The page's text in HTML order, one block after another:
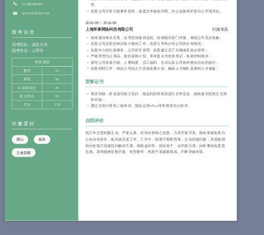
15388888882
qmjianli@qq.com
报考信息
报考院校：南昌大学
报考专业：心理学
初试成绩
数学
93
英语
84
计算机综合 95
政治理论
90
总分
320
兴趣爱好
爬山 旅游
王者荣耀
序。
负责公司日常行政事务统筹，涵盖文件收发归档、办公设备维护及办公环境优化。
2016-09~ 2018-08
上海斧掌网络科技有限公司
行政专员
热情接待来访宾客，合理安排接待流程，协调相关部门对接，展现公司良好形象;
负责公司总部的来访客户接待工作，负责引导和介绍公司的分布情况；
负责中心的行政事务，公司班车管理、负责建立员工归属感及前台管理；
严格管理办公用品，做好采购计划、库存盘点与发放登记，有效控制成本；
督导公司各项行政、人事制度、员工福利、生日以及公司各种宴会活动的执行；
负责招聘工作，制定公司的人力资源发展计划，确保人才梯队发展和人才储备；
荣誉证书
英语四级，听说读写能力良好，能流利的用英语进行日常交流，能快速浏览英文文档
和书籍；
通过全国计算机二级考试，熟练运用office等常用的办公软件。
自我评价
我工作态度积极主动、严谨认真，对待任务细心负责，力求尽善尽美。熟练掌握各类办
公自动化软件，能高效完成工作。工作中，我善于观察思考，主动挖掘问题，凭借较强
的分析能力迅速找到解决方案。我勤奋好学、踏实肯干，动手能力强，始终秉持高度责
任感。面对困难坚毅不拔、吃苦耐劳，热衷于迎接新挑战，不断突破自我。